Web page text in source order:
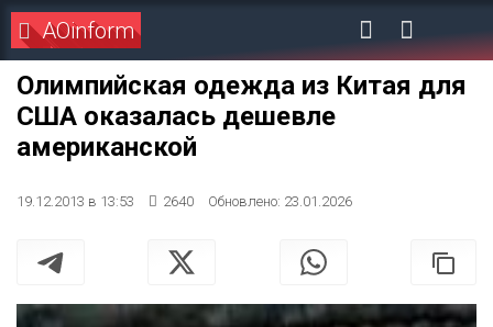
AOinform
Олимпийская одежда из Китая для
США оказалась дешевле
американской
19.12.2013 в 13:53 2640 Обновлено: 23.01.2026